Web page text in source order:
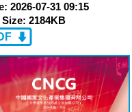
2026-07-31 09:15
Size: 2184KB